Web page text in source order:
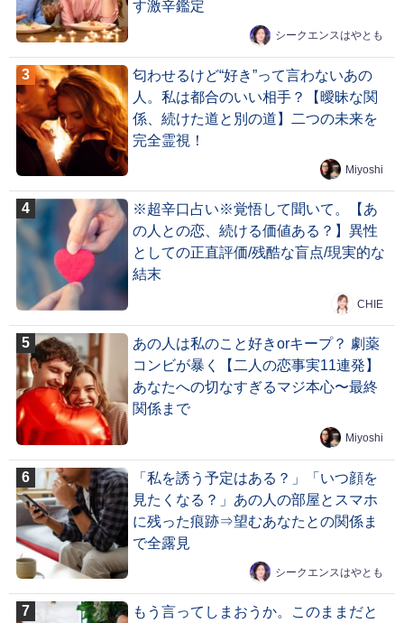
す激辛鑑定
シークエンスはやとも
匂わせるけど“好き”って言わないあの
人。私は都合のいい相手？【曖昧な関
係、続けた道と別の道】二つの未来を
完全霊視！
Miyoshi
※超辛口占い※覚悟して聞いて。【あ
の人との恋、続ける価値ある？】異性
としての正直評価/残酷な盲点/現実的な
結末
CHIE
あの人は私のこと好きorキープ？ 劇薬
コンビが暴く【二人の恋事実11連発】
あなたへの切なすぎるマジ本心〜最終
関係まで
Miyoshi
「私を誘う予定はある？」「いつ顔を
見たくなる？」あの人の部屋とスマホ
に残った痕跡⇒望むあなたとの関係ま
で全露見
シークエンスはやとも
もう言ってしまおうか。このままだと